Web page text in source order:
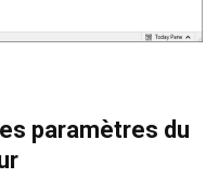
paramètres du